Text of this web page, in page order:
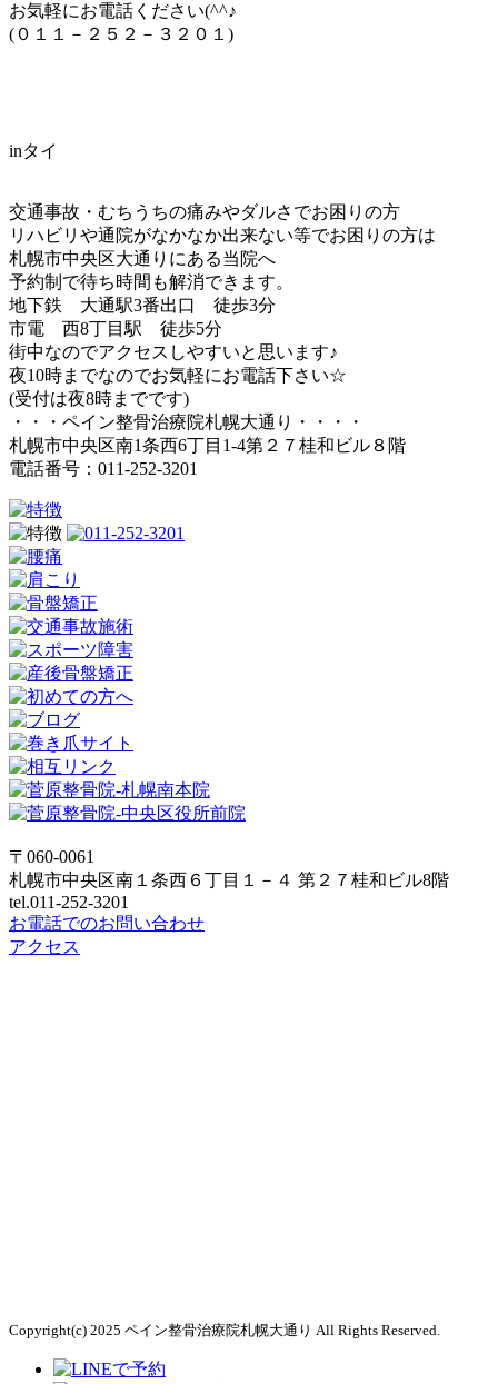
お気軽にお電話ください(^^♪
(０１１－２５２－３２０１)
inタイ
交通事故・むちうちの痛みやダルさでお困りの方
リハビリや通院がなかなか出来ない等でお困りの方は
札幌市中央区大通りにある当院へ
予約制で待ち時間も解消できます。
地下鉄 大通駅3番出口 徒歩3分
市電 西8丁目駅 徒歩5分
街中なのでアクセスしやすいと思います♪
夜10時までなのでお気軽にお電話下さい☆
(受付は夜8時までです)
・・・ペイン整骨治療院札幌大通り・・・・
札幌市中央区南1条西6丁目1-4第２７桂和ビル８階
電話番号：011-252-3201
〒060-0061
札幌市中央区南１条西６丁目１－４ 第２７桂和ビル8階
tel.011-252-3201
お電話でのお問い合わせ
アクセス
Copyright(c) 2025 ペイン整骨治療院札幌大通り All Rights Reserved.